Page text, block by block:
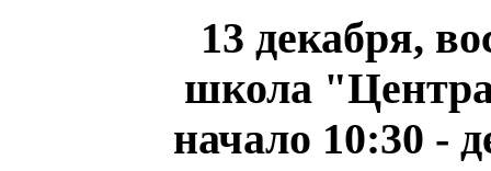
13 декабря,
школа
начало 10:30 -